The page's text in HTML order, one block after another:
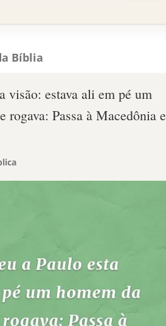
Bíblia
visão: estava ali em pé um
Passa à Macedônia e